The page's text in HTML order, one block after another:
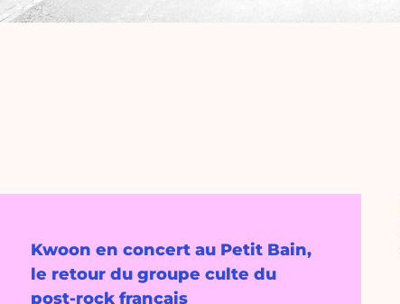
Kwoon en concert au Petit Bain,
le retour du groupe culte du
post-rock français